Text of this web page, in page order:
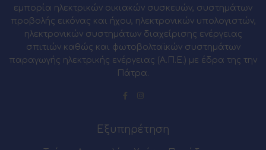
εμπορία ηλεκτρικών οικιακών συσκευών, συστημάτων
προβολής εικόνας και ήχου, ηλεκτρονικών υπολογιστών,
ηλεκτρονικών συστημάτων διαχείρισης ενέργειας
σπιτιών καθώς και φωτοβολταϊκών συστημάτων
παραγωγής ηλεκτρικής ενέργειας (Α.Π.Ε.) με έδρα της την
Πάτρα.
Εξυπηρέτηση